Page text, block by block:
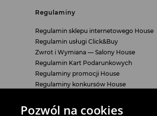
Pozwól na cookies
Regulaminy
Regulamin sklepu internetowego House
Regulamin usługi Click&Buy
Zwrot i Wymiana — Salony House
Regulamin Kart Podarunkowych
Regulaminy promocji House
Regulaminy konkursów House